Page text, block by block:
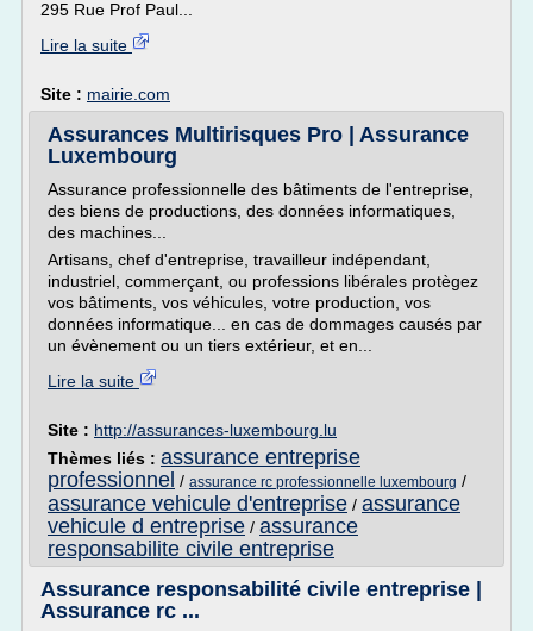
295 Rue Prof Paul...
Lire la suite
Site : mairie.com
Assurances Multirisques Pro | Assurance
Luxembourg
Assurance professionnelle des bâtiments de l'entreprise,
des biens de productions, des données informatiques,
des machines...
Artisans, chef d'entreprise, travailleur indépendant,
industriel, commerçant, ou professions libérales protègez
vos bâtiments, vos véhicules, votre production, vos
données informatique... en cas de dommages causés par
un évènement ou un tiers extérieur, et en...
Lire la suite
Site : http://assurances-luxembourg.lu
Thèmes liés : assurance entreprise
professionnel / assurance rc professionnelle luxembourg /
assurance vehicule d'entreprise / assurance
vehicule d entreprise / assurance
responsabilite civile entreprise
Assurance responsabilité civile entreprise |
Assurance rc ...